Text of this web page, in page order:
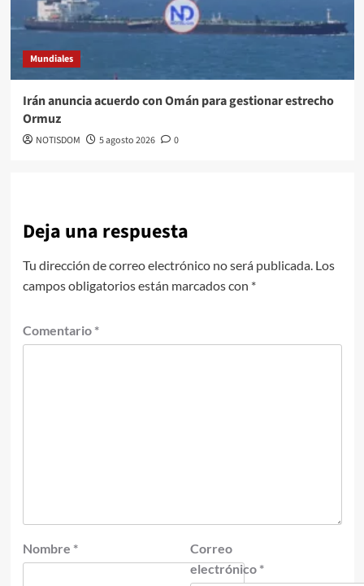
Mundiales
Irán anuncia acuerdo con Omán para gestionar estrecho
Ormuz
NOTISDOM 5 agosto 2026 0
Deja una respuesta
Tu dirección de correo electrónico no será publicada. Los
campos obligatorios están marcados con *
Comentario *
Nombre *
Correo
electrónico *